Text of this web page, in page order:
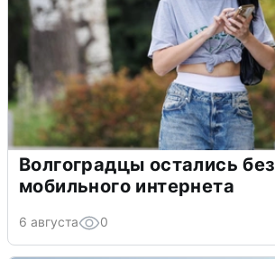
Волгоградцы остались без
мобильного интернета
6 августа 0